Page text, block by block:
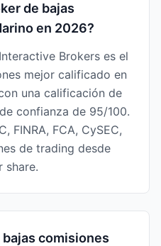
de bajas
en 2026?
Brokers es el
mejor calificado en
una calificación de
confianza de 95/100.
FINRA, FCA, CySEC,
de trading desde
share.
comisiones